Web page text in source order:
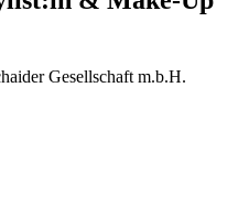
Gesellschaft m.b.H.